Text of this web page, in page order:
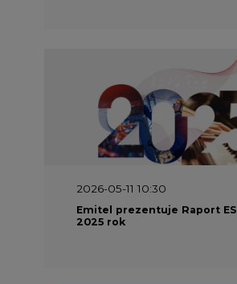
2026-05-11 10:30
Emitel prezentuje Raport
2025 rok